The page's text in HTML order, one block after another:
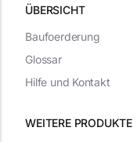
ÜBERSICHT
WEITERE PRODUKTE
Baufoerderung
Glossar
Hilfe und Kontakt